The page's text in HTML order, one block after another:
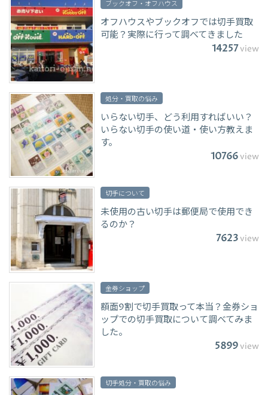
ブックオフ・オフハウス
オフハウスやブックオフでは切手買取
可能？実際に行って調べてきました
14257view
処分・買取の悩み
いらない切手、どう利用すればいい？
いらない切手の使い道・使い方教えま
す。
10766view
切手について
未使用の古い切手は郵便局で使用でき
るのか？
7623view
金券ショップ
額面9割で切手買取って本当？金券ショ
ップでの切手買取について調べてみま
した。
5899view
切手処分・買取の悩み